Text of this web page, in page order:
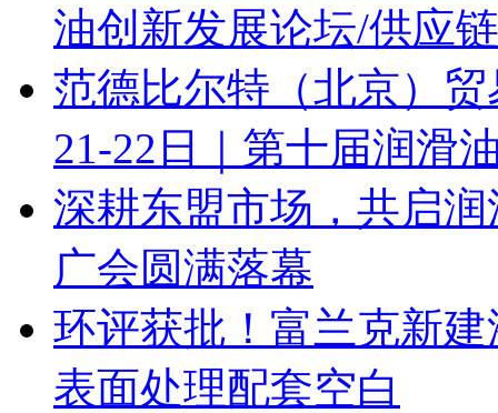
油创新发展论坛/供应
范德比尔特（北京）
21-22日｜第十届润滑
深耕东盟市场，共启
广会圆满落幕
环评获批！富兰克新
表面处理配套空白